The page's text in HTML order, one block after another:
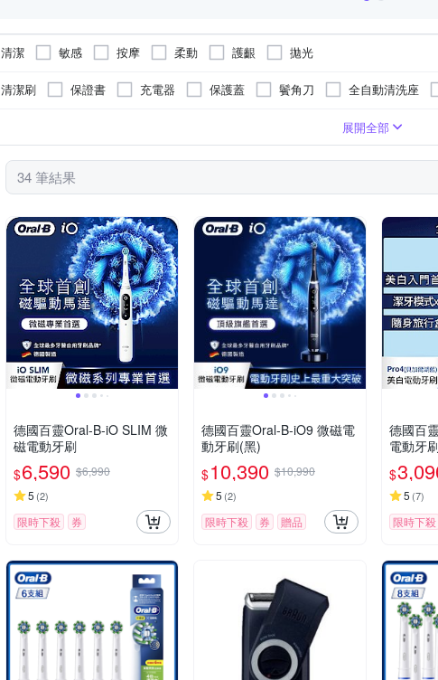
清潔 敏感 按摩 柔動 護齦 拋光
清潔刷 保證書 充電器 保護蓋 鬢角刀 全自動清洗座
噴頭展開全部
34 筆結果
德國百靈Oral-B-iO SLIM 微
磁電動牙刷
$6,590 $6,990
5 (2)
限時下殺 券
德國百靈Oral-B-iO9 微磁電
動牙刷(黑)
$10,390 $10,990
5 (2)
限時下殺 券 贈品
德國百
電動牙
藍)
$
5 (7)
限時下殺